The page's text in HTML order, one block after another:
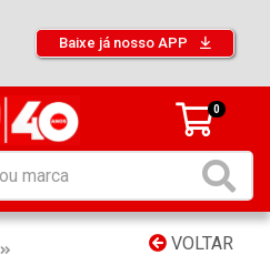
Baixe já nosso APP
0
VOLTAR